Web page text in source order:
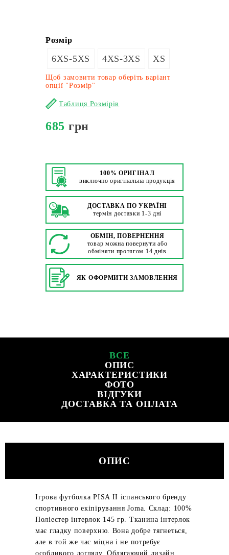
Розмір
6XS-5XS 4XS-3XS XS
Щоб замовити товар оберіть варіант
опції "Розмір"
Таблиця Розмірів
685 грн
100% ОРИГІНАЛ
виключно оригінальна продукція
ДОСТАВКА ПО УКРАЇНІ
термін доставки 1-3 дні
ОБМІН, ПОВЕРНЕННЯ
товар можна повернути або
обміняти протягом 14 днів
ЯК ОФОРМИТИ ЗАМОВЛЕННЯ
ВСЕ
ОПИС
ХАРАКТЕРИСТИКИ
ФОТО
ВІДГУКИ
ДОСТАВКА ТА ОПЛАТА
ОПИС
Ігрова футболка PISA II іспанського бренду
спортивного екіпірування Joma. Склад: 100%
Поліестер інтерлок 145 гр. Тканина інтерлок
має гладку поверхню. Вона добре тягнеться,
але в той же час міцна і не потребує
особливого догляду. Облягаючий дизайн